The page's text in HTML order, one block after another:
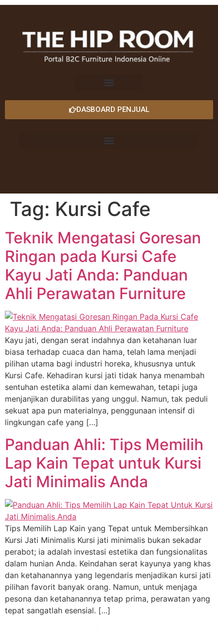
DASBOARD PENJUAL
Tag: Kursi Cafe
Teknik Mengatasi Goresan
Ringan pada Kursi Cafe
Kayu Jati Anda: Panduan
Ahli Perawatan Furniture
Kayu jati, dengan serat indahnya dan ketahanan luar
biasa terhadap cuaca dan hama, telah lama menjadi
pilihan utama bagi industri horeka, khususnya untuk
Kursi Cafe. Kehadiran kursi jati tidak hanya menambah
sentuhan estetika alami dan kemewahan, tetapi juga
menjanjikan durabilitas yang unggul. Namun, tak peduli
sekuat apa pun materialnya, penggunaan intensif di
lingkungan cafe yang […]
Panduan Ahli: Tips Memilih
Lap Kain Tepat untuk Kursi
Jati Minimalis Anda
Tips Memilih Lap Kain yang Tepat untuk Membersihkan
Kursi Jati Minimalis Kursi jati minimalis bukan sekadar
perabot; ia adalah investasi estetika dan fungsionalitas
dalam hunian Anda. Keindahan serat kayunya yang khas
dan ketahanannya yang legendaris menjadikan kursi jati
pilihan favorit banyak orang. Namun, untuk menjaga
pesona dan ketahanannya tetap prima, perawatan yang
tepat sangatlah esensial. […]